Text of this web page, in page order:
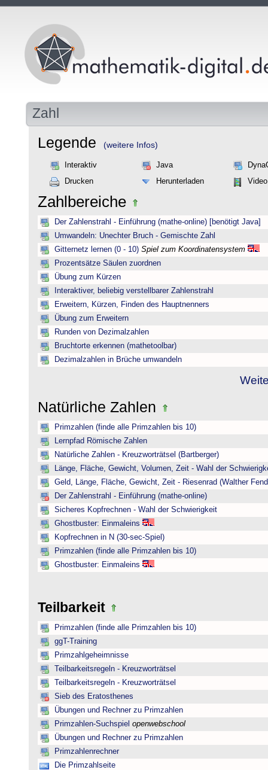
Zahl
Legende (weitere Infos)
Interaktiv Java
Drucken
Herunterladen Video
Zahlbereiche
Der Zahlenstrahl - Einführung (mathe-online) [benötigt Java]
Umwandeln: Unechter Bruch - Gemischte Zahl
Gitternetz lernen (0 - 10) Spiel zum Koordinatensystem
Prozentsätze Säulen zuordnen
Übung zum Kürzen
Interaktiver, beliebig verstellbarer Zahlenstrahl
Erweitern, Kürzen, Finden des Hauptnenners
Übung zum Erweitern
Runden von Dezimalzahlen
Bruchtorte erkennen (mathetoolbar)
Dezimalzahlen in Brüche umwandeln
Natürliche Zahlen
Primzahlen (finde alle Primzahlen bis 10)
Lernpfad Römische Zahlen
Natürliche Zahlen - Kreuzworträtsel (Bartberger)
Länge, Fläche, Gewicht, Volumen, Zeit - Wahl der
Geld, Länge, Fläche, Gewicht, Zeit - Riesenrad (Walther
Der Zahlenstrahl - Einführung (mathe-online)
Sicheres Kopfrechnen - Wahl der Schwierigkeit
Ghostbuster: Einmaleins
Kopfrechnen in N (30-sec-Spiel)
Primzahlen (finde alle Primzahlen bis 10)
Ghostbuster: Einmaleins
Teilbarkeit
Primzahlen (finde alle Primzahlen bis 10)
ggT-Training
Primzahlgeheimnisse
Teilbarkeitsregeln - Kreuzworträtsel
Teilbarkeitsregeln - Kreuzworträtsel
Sieb des Eratosthenes
Übungen und Rechner zu Primzahlen
Primzahlen-Suchspiel openwebschool
Übungen und Rechner zu Primzahlen
Primzahlenrechner
Die Primzahlseite